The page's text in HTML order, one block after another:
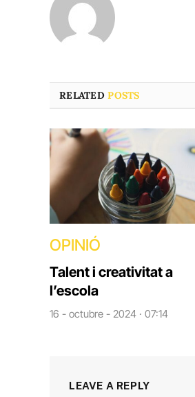
RELATEDPOSTS
OPINIÓ
Talent i creativitat a
l’escola
16 - octubre - 2024 · 07:14
LEAVE A REPLY